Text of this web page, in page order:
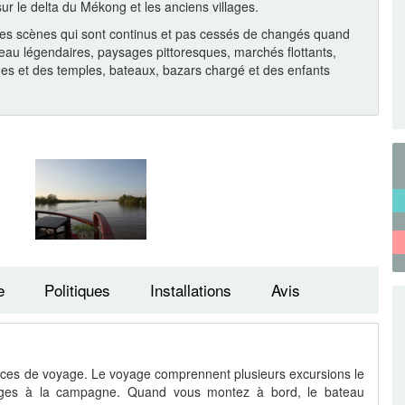
le delta du Mékong et les anciens villages.
scènes qui sont continus et pas cessés de changés quand
légendaires, paysages pittoresques, marchés flottants,
et des temples, bateaux, bazars chargé et des enfants
Politiques Installations Avis
de voyage. Le voyage comprennent plusieurs excursions le
à la campagne. Quand vous montez à bord, le bateau